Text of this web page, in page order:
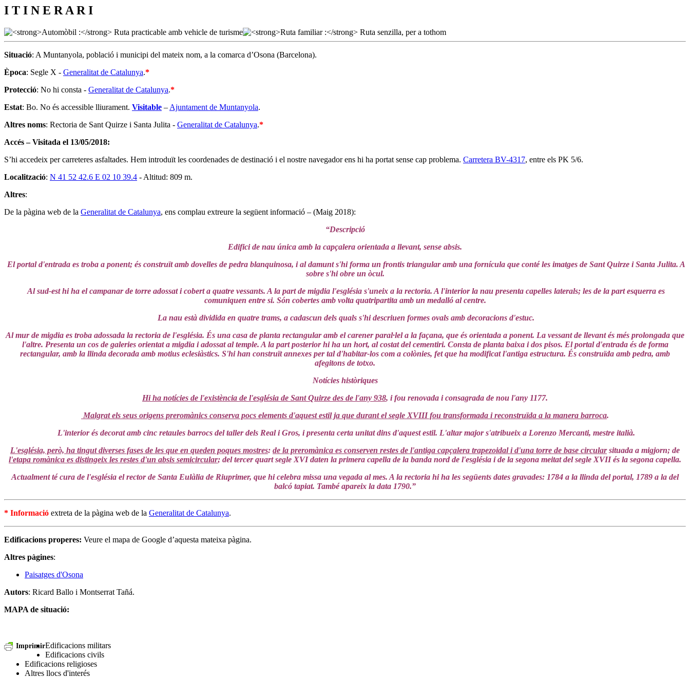
I T I N E R A R I
Situació: A Muntanyola, població i municipi del mateix nom, a la comarca d’Osona (Barcelona).
Època: Segle X - Generalitat de Catalunya.*
Protecció: No hi consta - Generalitat de Catalunya.*
Estat: Bo. No és accessible lliurament. Visitable – Ajuntament de Muntanyola.
Altres noms: Rectoria de Sant Quirze i Santa Julita - Generalitat de Catalunya.*
Accés – Visitada el 13/05/2018:
S’hi accedeix per carreteres asfaltades. Hem introduït les coordenades de destinació i el nostre navegador ens hi ha portat sense cap problema. Carretera BV-4317, entre els PK 5/6.
Localització: N 41 52 42.6 E 02 10 39.4 - Altitud: 809 m.
Altres:
De la pàgina web de la Generalitat de Catalunya, ens complau extreure la següent informació – (Maig 2018):
“Descripció
Edifici de nau única amb la capçalera orientada a llevant, sense absis.
El portal d'entrada es troba a ponent; és construït amb dovelles de pedra blanquinosa, i al damunt s'hi forma un frontis triangular amb una fornícula que conté les imatges de Sant Quirze i Santa Julita. A
sobre s'hi obre un òcul.
Al sud-est hi ha el campanar de torre adossat i cobert a quatre vessants. A la part de migdia l'església s'uneix a la rectoria. A l'interior la nau presenta capelles laterals; les de la part esquerra es
comuniquen entre si. Són cobertes amb volta quatripartita amb un medalló al centre.
La nau està dividida en quatre trams, a cadascun dels quals s'hi descriuen formes ovals amb decoracions d'estuc.
Al mur de migdia es troba adossada la rectoria de l'església. És una casa de planta rectangular amb el carener paral·lel a la façana, que és orientada a ponent. La vessant de llevant és més prolongada que
l'altre. Presenta un cos de galeries orientat a migdia i adossat al temple. A la part posterior hi ha un hort, al costat del cementiri. Consta de planta baixa i dos pisos. El portal d'entrada és de forma
rectangular, amb la llinda decorada amb motius eclesiàstics. S'hi han construït annexes per tal d'habitar-los com a colònies, fet que ha modificat l'antiga estructura. És construïda amb pedra, amb
afegitons de totxo.
Notícies històriques
Hi ha notícies de l'existència de l'església de Sant Quirze des de l'any 938, i fou renovada i consagrada de nou l'any 1177.
Malgrat els seus origens preromànics conserva pocs elements d'aquest estil ja que durant el segle XVIII fou transformada i reconstruïda a la manera barroca.
L'interior és decorat amb cinc retaules barrocs del taller dels Real i Gros, i presenta certa unitat dins d'aquest estil. L'altar major s'atribueix a Lorenzo Mercanti, mestre italià.
L'església, però, ha tingut diverses fases de les que en queden poques mostres: de la preromànica es conserven restes de l'antiga capçalera trapezoidal i d'una torre de base circularsituada a migjorn; de
l'etapa romànica es distingeix les restes d'un absis semicircular; del tercer quart segle XVI daten la primera capella de la banda nord de l'església i de la segona meitat del segle XVII és la segona capella.
Actualment té cura de l'església el rector de Santa Eulàlia de Riuprimer, que hi celebra missa una vegada al mes. A la rectoria hi ha les següents dates gravades: 1784 a la llinda del portal, 1789 a la del
balcó tapiat. També apareix la data 1790.”
* Informació extreta de la pàgina web de la Generalitat de Catalunya.
Edificacions properes: Veure el mapa de Google d’aquesta mateixa pàgina.
Altres pàgines:
Paisatges d'Osona
Autors: Ricard Ballo i Montserrat Tañá.
MAPA de situació:
ImprimirEdificacions militars
Edificacions civils
Edificacions religioses
Altres llocs d'interés